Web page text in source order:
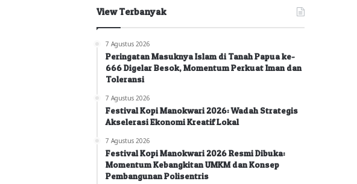
View Terbanyak
7 Agustus 2026
Peringatan Masuknya Islam di Tanah Papua ke-
666 Digelar Besok, Momentum Perkuat Iman dan
Toleransi
7 Agustus 2026
Festival Kopi Manokwari 2026: Wadah Strategis
Akselerasi Ekonomi Kreatif Lokal
7 Agustus 2026
Festival Kopi Manokwari 2026 Resmi Dibuka:
Momentum Kebangkitan UMKM dan Konsep
Pembangunan Polisentris